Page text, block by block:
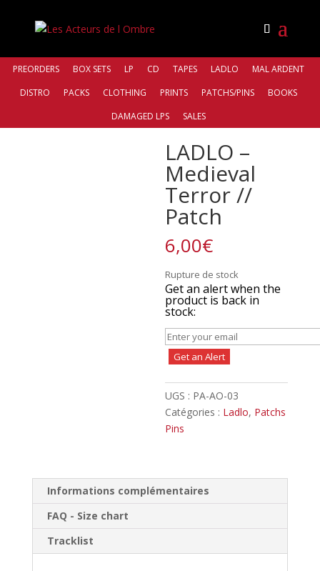
PREORDERS BOX SETS LP CD TAPES LADLO
MAL ARDENT
DISTRO
PACKS CLOTHING PRINTS PATCHS/PINS
BOOKS
DAMAGED LPS
SALES
LADLO –
Medieval
Terror //
Patch
6,00€
Rupture de stock
Get an alert when the
product is back in
stock:
Get an Alert
UGS : PA-AO-03
Catégories : Ladlo, Patchs
Pins
Informations complémentaires
FAQ - Size chart
Tracklist